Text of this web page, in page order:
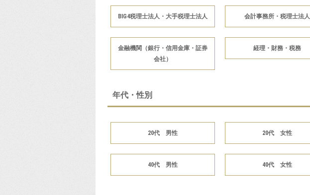
BIG4税理士法人・大手税理士法人 会計事務所・税理士法人
金融機関（銀行・信用金庫・証券
会社）
経理・財務・税務
年代・性別
20代 男性 20代 女性
40代 男性 40代 女性